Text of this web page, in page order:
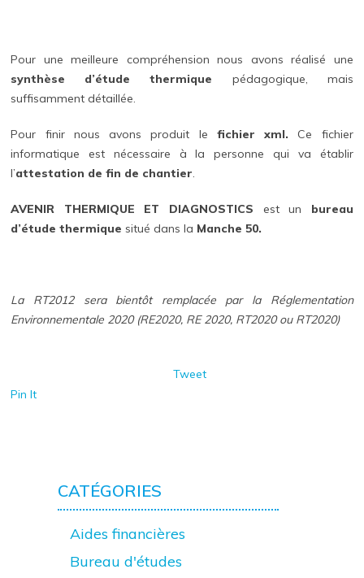
Pour une meilleure compréhension nous avons réalisé une
synthèse d’étude thermique pédagogique, mais
suffisamment détaillée.
Pour finir nous avons produit le fichier xml. Ce fichier
informatique est nécessaire à la personne qui va établir
l’attestation de fin de chantier
AVENIR THERMIQUE ET DIAGNOSTICS est un bureau
d’étude thermique situé dans la Manche 50.
La RT2012 sera bientôt remplacée par la Réglementation
Environnementale 2020 (RE2020, RE 2020, RT2020 ou RT2020)
Tweet
Pin It
CATÉGORIES
Aides financières
Bureau d'études